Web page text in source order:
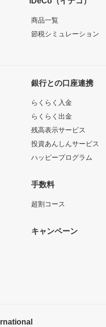
商品一覧
節税シミュレーション
銀行との口座連携
らくらく入金
らくらく出金
残高表示サービス
投資あんしんサービス
ハッピープログラム
手数料
超割コース
キャンペーン